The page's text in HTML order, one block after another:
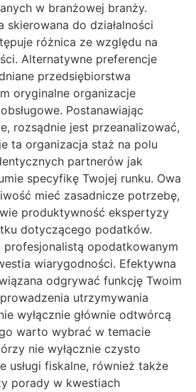
w branżowej branży.
skierowana do działalności
różnica ze względu na
Alternatywne preferencje
przedsiębiorstwa
oryginalne organizacje
Postanawiając
rozsądnie jest przeanalizować,
ta organizacja staż na polu
partnerów jak
specyfikę Twojej runku. Owa
mieć zasadnicze potrzebę,
produktywność ekspertyzy
dotyczącego podatków.
profesjonalistą opodatkowanym
wiarygodności. Efektywna
odgrywać funkcję Twoim
utrzymywania
wyłącznie głównie odtwórcą
warto wybrać w temacie
nie wyłącznie czysto
usługi fiskalne, również także
porady w kwestiach